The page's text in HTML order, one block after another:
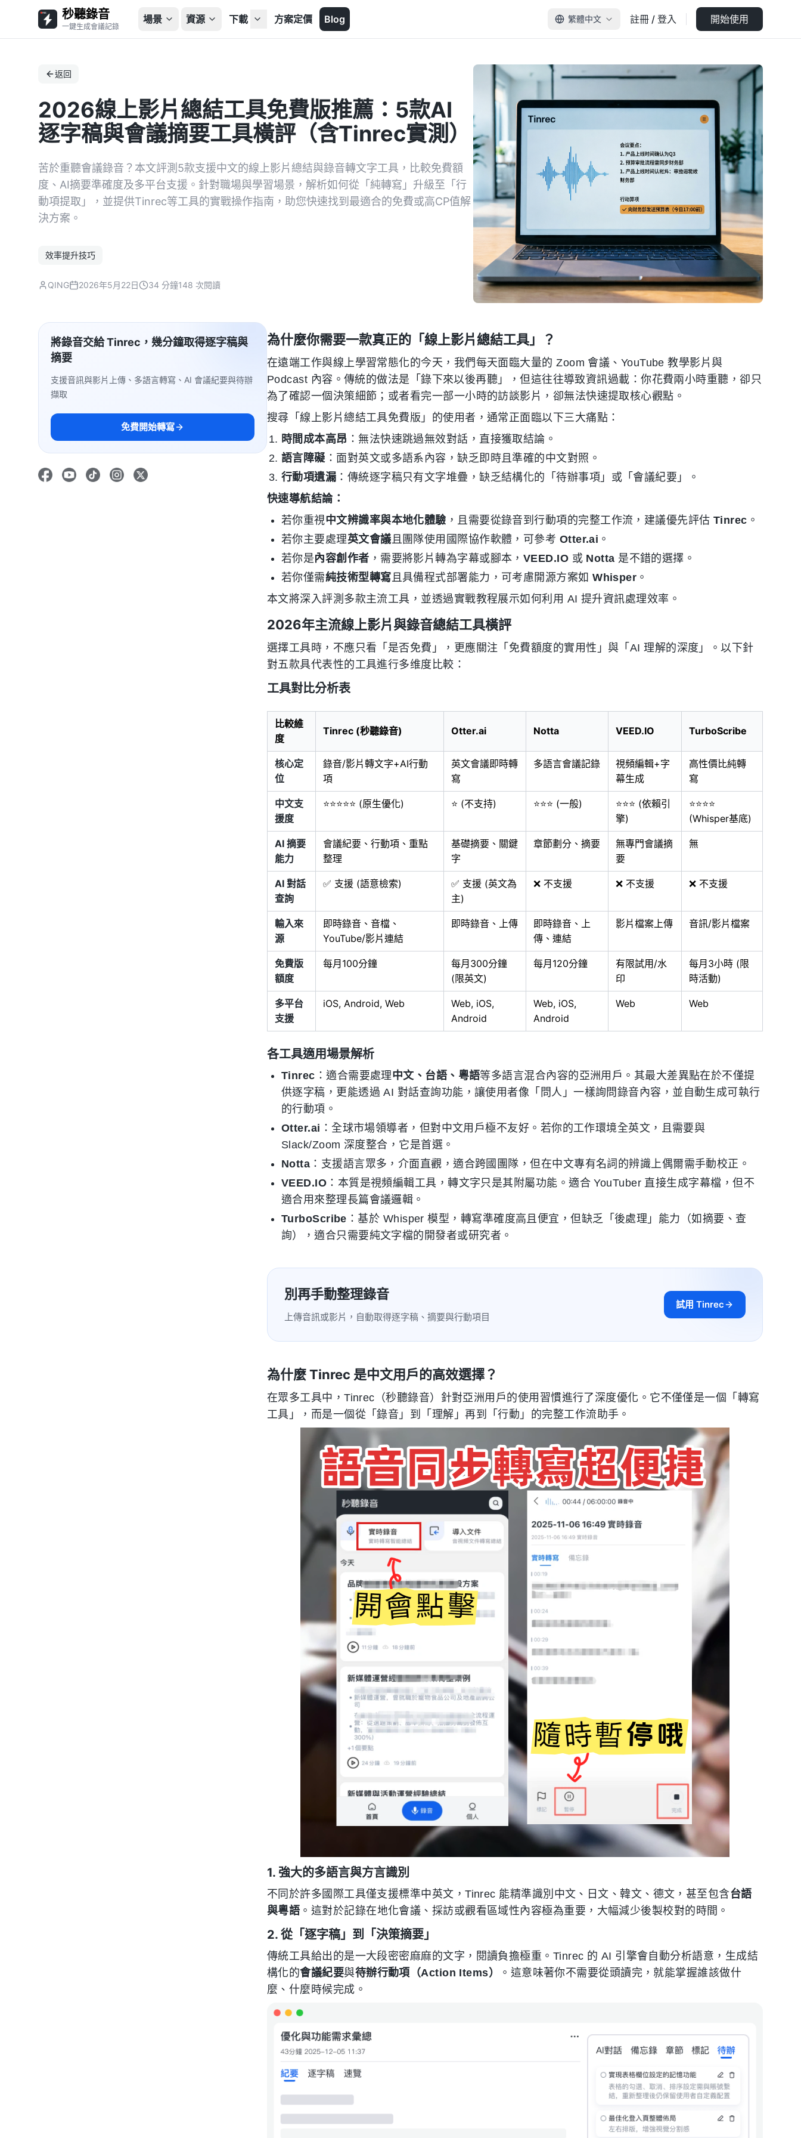
秒聽錄音
一鍵生成會議記錄
場景 資源 下載 方案定價 Blog 繁體中文 註冊 / 登入 開始使用
返回
2026線上影片總結工具免費版推薦：5款AI
逐字稿與會議摘要工具橫評（含Tinrec實測）
苦於重聽會議錄音？本文評測5款支援中文的線上影片總結與錄音轉文字工具，比較免費額
度、AI摘要準確度及多平台支援。針對職場與學習場景，解析如何從「純轉寫」升級至「行
動項提取」，並提供Tinrec等工具的實戰操作指南，助您快速找到最適合的免費或高CP值解
決方案。
效率提升技巧
QING 2026年5月22日 34 分鐘148 次閱讀
將錄音交給 Tinrec，幾分鐘取得逐字稿與
摘要
支援音訊與影片上傳、多語言轉寫、AI 會議紀要與待辦
擷取
免費開始轉寫
為什麼你需要一款真正的「線上影片總結工具」？
在遠端工作與線上學習常態化的今天，我們每天面臨大量的 Zoom 會議、YouTube 教學影片與
Podcast 內容。傳統的做法是「錄下來以後再聽」，但這往往導致資訊過載：你花費兩小時重聽，卻只
為了確認一個決策細節；或者看完一部一小時的訪談影片，卻無法快速提取核心觀點。
搜尋「線上影片總結工具免費版」的使用者，通常正面臨以下三大痛點：
時間成本高昂 ：無法快速跳過無效對話，直接獲取結論。
語言障礙：面對英文或多語系內容，缺乏即時且準確的中文對照。
行動項遺漏 ：傳統逐字稿只有文字堆疊，缺乏結構化的「待辦事項」或「會議紀要」。
快速導航結論：
若你重視中文辨識率與本地化體驗 ，且需要從錄音到行動項的完整工作流，建議優先評估Tinrec 。
若你主要處理英文會議且團隊使用國際協作軟體，可參考 Otter.ai 。
若你是內容創作者 ，需要將影片轉為字幕或腳本， VEED.IO 或 Notta 是不錯的選擇。
若你僅需純技術型轉寫且具備程式部署能力，可考慮開源方案如Whisper 。
本文將深入評測多款主流工具，並透過實戰教程展示如何利用 AI 提升資訊處理效率。
2026年主流線上影片與錄音總結工具橫評
選擇工具時，不應只看「是否免費」，更應關注「免費額度的實用性」與「AI 理解的深度」。以下針
對五款具代表性的工具進行多维度比較：
工具對比分析表
比較維
度
Tinrec (秒聽錄音) Otter.ai Notta VEED.IO TurboScribe
核心定
位
錄音/影片轉文字+AI行動
項
英文會議即時轉
寫
多語言會議記錄
視頻編輯+字
幕生成
高性價比純轉
寫
中文支
援度
⭐⭐⭐⭐⭐ (原生優化) ⭐ (不支持) ⭐⭐⭐ (一般)
⭐⭐⭐ (依賴引
擎)
⭐⭐⭐⭐
(Whisper基底)
AI 摘要
能力
會議紀要、行動項、重點
整理
基礎摘要、關鍵
字
章節劃分、摘要
無專門會議摘
要
無
AI 對話
查詢
✅ 支援 (語意檢索)
✅ 支援 (英文為
主)
❌ 不支援 ❌ 不支援 ❌ 不支援
輸入來
源
即時錄音、音檔、
YouTube/影片連結
即時錄音、上傳
即時錄音、上
傳、連結
影片檔案上傳 音訊/影片檔案
免費版
額度
每月100分鐘
每月300分鐘
(限英文)
每月120分鐘
有限試用/水
印
每月3小時 (限
時活動)
多平台
支援
iOS, Android, Web
Web, iOS,
Android
Web, iOS,
Android
Web Web
各工具適用場景解析
Tinrec ：適合需要處理中文、台語、粵語等多語言混合內容的亞洲用戶。其最大差異點在於不僅提
供逐字稿，更能透過 AI 對話查詢功能，讓使用者像「問人」一樣詢問錄音內容，並自動生成可執行
的行動項。
Otter.ai ：全球市場領導者，但對中文用戶極不友好。若你的工作環境全英文，且需要與
Slack/Zoom 深度整合，它是首選。
Notta ：支援語言眾多，介面直觀，適合跨國團隊，但在中文專有名詞的辨識上偶爾需手動校正。
VEED.IO ：本質是視頻編輯工具，轉文字只是其附屬功能。適合 YouTuber 直接生成字幕檔，但不
適合用來整理長篇會議邏輯。
TurboScribe ：基於 Whisper 模型，轉寫準確度高且便宜，但缺乏「後處理」能力（如摘要、查
詢），適合只需要純文字檔的開發者或研究者。
別再手動整理錄音
上傳音訊或影片，自動取得逐字稿、摘要與行動項目
試用 Tinrec
為什麼 Tinrec 是中文用戶的高效選擇？
在眾多工具中，Tinrec（秒聽錄音）針對亞洲用戶的使用習慣進行了深度優化。它不僅僅是一個「轉寫
工具」，而是一個從「錄音」到「理解」再到「行動」的完整工作流助手。
1. 強大的多語言與方言識別
不同於許多國際工具僅支援標準中英文，Tinrec 能精準識別中文、日文、韓文、德文，甚至包含台語
與粵語 。這對於記錄在地化會議、採訪或觀看區域性內容極為重要，大幅減少後製校對的時間。
2. 從「逐字稿」到「決策摘要」
傳統工具給出的是一大段密密麻麻的文字，閱讀負擔極重。Tinrec 的 AI 引擎會自動分析語意，生成結
構化的會議紀要與待辦行動項（Action Items）
。這意味著你不需要從頭讀完，就能掌握誰該做什
麼、什麼時候完成。